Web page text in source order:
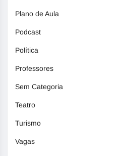
Plano de Aula
Podcast
Política
Professores
Sem Categoria
Teatro
Turismo
Vagas